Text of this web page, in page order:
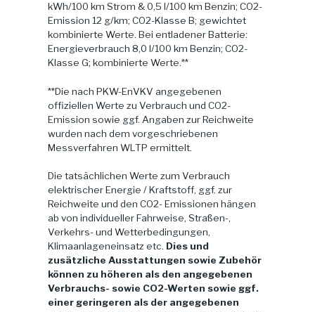
kWh/100 km Strom & 0,5 l/100 km Benzin; CO2-
Emission 12 g/km; CO2-Klasse B; gewichtet
kombinierte Werte. Bei entladener Batterie:
Energieverbrauch 8,0 l/100 km Benzin; CO2-
Klasse G; kombinierte Werte.**
**Die nach PKW-EnVKV angegebenen
offiziellen Werte zu Verbrauch und CO2-
Emission sowie ggf. Angaben zur Reichweite
wurden nach dem vorgeschriebenen
Messverfahren WLTP ermittelt.
Die tatsächlichen Werte zum Verbrauch
elektrischer Energie / Kraftstoff, ggf. zur
Reichweite und den CO2- Emissionen hängen
ab von individueller Fahrweise, Straßen-,
Verkehrs- und Wetterbedingungen,
Klimaanlageneinsatz etc. Dies und
zusätzliche Ausstattungen sowie Zubehör
können zu höheren als den angegebenen
Verbrauchs- sowie CO2-Werten sowie ggf.
einer geringeren als der angegebenen